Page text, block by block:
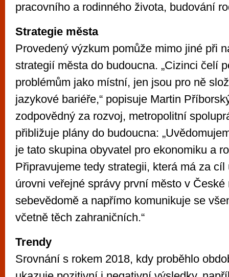
pracovního a rodinného života, budování
Strategie města
Provedený výzkum pomůže mimo jiné při
strategií města do budoucna. „Cizinci čelí
problémům jako místní, jen jsou pro ně
jazykové bariéře,“ popisuje Martin
zodpovědný za rozvoj, metropolitní
přibližuje plány do budoucna:
je tato skupina obyvatel pro ekonomiku a
Připravujeme tedy strategii, která má za
úrovni veřejné správy první město v České
sebevědomě a napřímo komunikuje se
včetně těch zahraničních.“
Trendy
Srovnání s rokem 2018, kdy proběhlo